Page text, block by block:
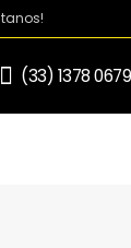
(33) 1378 0679